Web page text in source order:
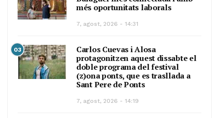
més oportunitats laborals
7, agost, 2026 - 14:31
03
Carlos Cuevas i Alosa
protagonitzen aquest dissabte el
doble programa del festival
(z)ona ponts, que es trasllada a
Sant Pere de Ponts
7, agost, 2026 - 14:19